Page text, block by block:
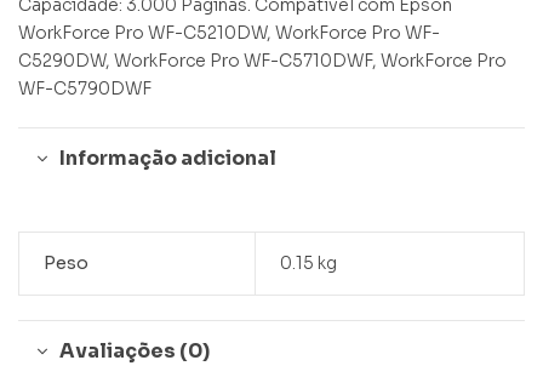
Capacidade: 3.000 Páginas. Compatível com Epson
WorkForce Pro WF-C5210DW, WorkForce Pro WF-
C5290DW, WorkForce Pro WF-C5710DWF, WorkForce Pro
WF-C5790DWF
Informação adicional
Peso 0.15 kg
Avaliações (0)